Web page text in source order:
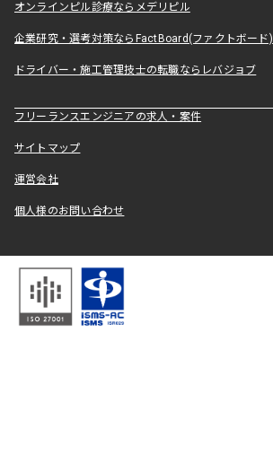
オンラインピル診療ならメデリピル
企業研究・選考対策ならFactBoard(ファクトボード)
ドライバー・施工管理技士の転職ならレバジョブ
フリーランスエンジニアの求人・案件
サイトマップ
運営会社
個人様のお問い合わせ